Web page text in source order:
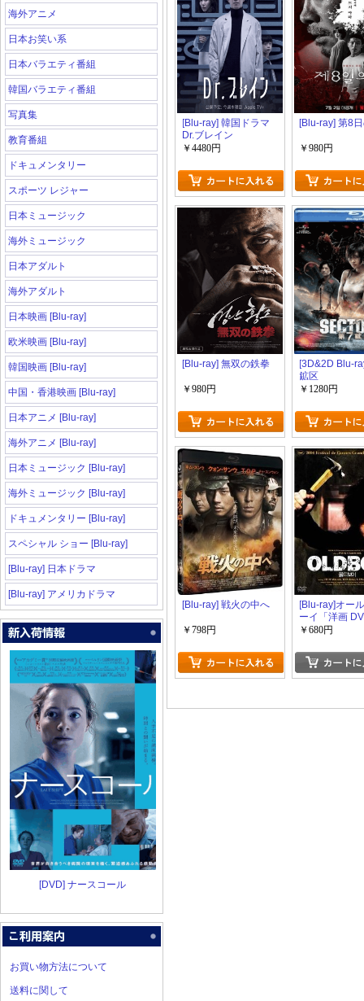
海外アニメ
日本お笑い系
日本バラエティ番組
韓国バラエティ番組
写真集
教育番組
ドキュメンタリー
スポーツ レジャー
日本ミュージック
海外ミュージック
日本アダルト
海外アダルト
日本映画 [Blu-ray]
欧米映画 [Blu-ray]
韓国映画 [Blu-ray]
中国・香港映画 [Blu-ray]
日本アニメ [Blu-ray]
海外アニメ [Blu-ray]
日本ミュージック [Blu-ray]
海外ミュージック [Blu-ray]
ドキュメンタリー [Blu-ray]
スペシャル ショー [Blu-ray]
[Blu-ray] 日本ドラマ
[Blu-ray] アメリカドラマ
[DVD] ナースコール
お買い物方法について
送料に関して
[Blu-ray] 韓国ドラマ
Dr.ブレイン
￥4480円
[Blu-ray] 第8
￥980円
[Blu-ray] 無双の鉄拳
￥980円
[3D&2D Blu-
鉱区
￥1280円
[Blu-ray] 戦火の中へ
￥798円
[Blu-ray]オー
ーイ「洋画
ション」
￥680円